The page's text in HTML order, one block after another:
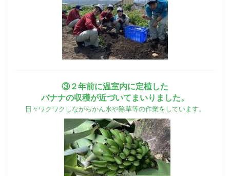
③２年前に温室内に定植した
バナナの収穫が近づいてまいりました。
日々ワクワクしながらかん水や除草等の作業をしています。